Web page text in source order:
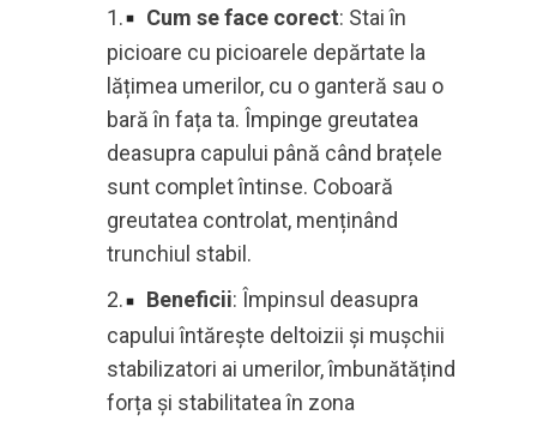
Cum se face corect: Stai în
picioare cu picioarele depărtate la
lățimea umerilor, cu o ganteră sau o
bară în fața ta. Împinge greutatea
deasupra capului până când brațele
sunt complet întinse. Coboară
greutatea controlat, menținând
trunchiul stabil.
Beneficii: Împinsul deasupra
capului întărește deltoizii și mușchii
stabilizatori ai umerilor, îmbunătățind
forța și stabilitatea în zona